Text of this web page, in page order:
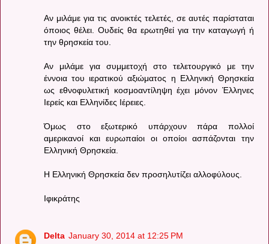
Αν μιλάμε για τις ανοικτές τελετές, σε αυτές παρίσταται
όποιος θέλει. Ουδείς θα ερωτηθεί για την καταγωγή ή
την θρησκεία του.
Αν μιλάμε για συμμετοχή στο τελετουργικό με την
έννοια του ιερατικού αξιώματος η Ελληνική Θρησκεία
ως εθνοφυλετική κοσμοαντίληψη έχει μόνον Έλληνες
Ιερείς και Ελληνίδες Ιέρειες.
Όμως στο εξωτερικό υπάρχουν πάρα πολλοί
αμερικανοί και ευρωπαίοι οι οποίοι ασπάζονται την
Ελληνική Θρησκεία.
Η Ελληνική Θρησκεία δεν προσηλυτίζει αλλοφύλους.
Ιφικράτης
Delta January 30, 2014 at 12:25 PM